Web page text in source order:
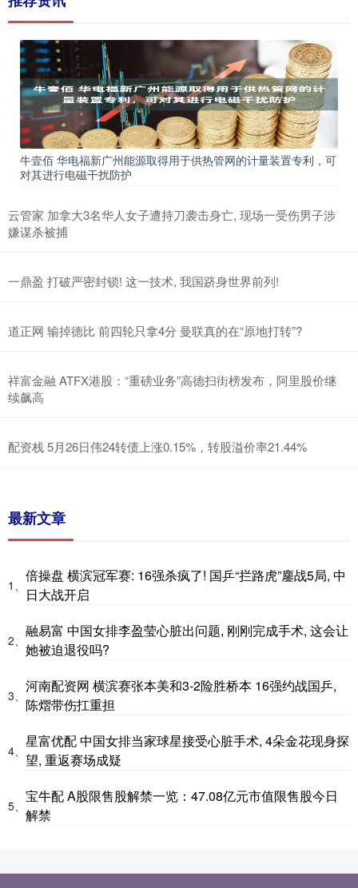
牛壹佰 华电福新广州能源取得用于供热管网的计量装置专利，可
对其进行电磁干扰防护
云管家 加拿大3名华人女子遭持刀袭击身亡, 现场一受伤男子涉
嫌谋杀被捕
一鼎盈 打破严密封锁! 这一技术, 我国跻身世界前列!
道正网 输掉德比 前四轮只拿4分 曼联真的在“原地打转”?
祥富金融 ATFX港股：“重磅业务”高德扫街榜发布，阿里股价继
续飙高
配资栈 5月26日伟24转债上涨0.15%，转股溢价率21.44%
最新文章
1、
倍操盘 横滨冠军赛: 16强杀疯了! 国乒“拦路虎”鏖战5局, 中
日大战开启
2、
融易富 中国女排李盈莹心脏出问题, 刚刚完成手术, 这会让
她被迫退役吗?
3、
河南配资网 横滨赛张本美和3-2险胜桥本 16强约战国乒,
陈熠带伤扛重担
4、
星富优配 中国女排当家球星接受心脏手术, 4朵金花现身探
望, 重返赛场成疑
5、
宝牛配 A股限售股解禁一览：47.08亿元市值限售股今日
解禁